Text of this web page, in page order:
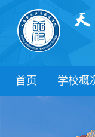
首页 学校概
学院领